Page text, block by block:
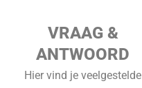
VRAAG &
ANTWOORD
Hier vind je veelgestelde